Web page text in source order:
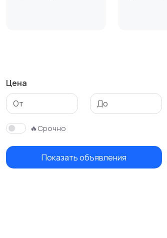
Аксессуары
Цена
🔥Срочно
Показать объявления